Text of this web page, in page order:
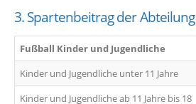
3. Spartenbeitrag der Abteilung
Fußball Kinder und Jugendliche
Kinder und Jugendliche unter 11 Jahre
Kinder und Jugendliche ab 11 Jahre bis 18